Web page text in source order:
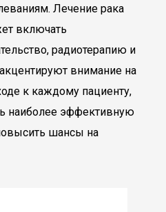
Лечение рака
включать
радиотерапию и
внимание на
к каждому пациенту,
наиболее эффективную
шансы на